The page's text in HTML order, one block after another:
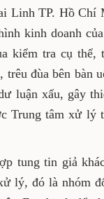
Linh TP. Hồ Chí
kinh doanh
kiểm tra cụ thể,
trêu đùa bên bàn
luận xấu, gây
Trung tâm xử lý
tung tin giả
lý, đó là nhóm